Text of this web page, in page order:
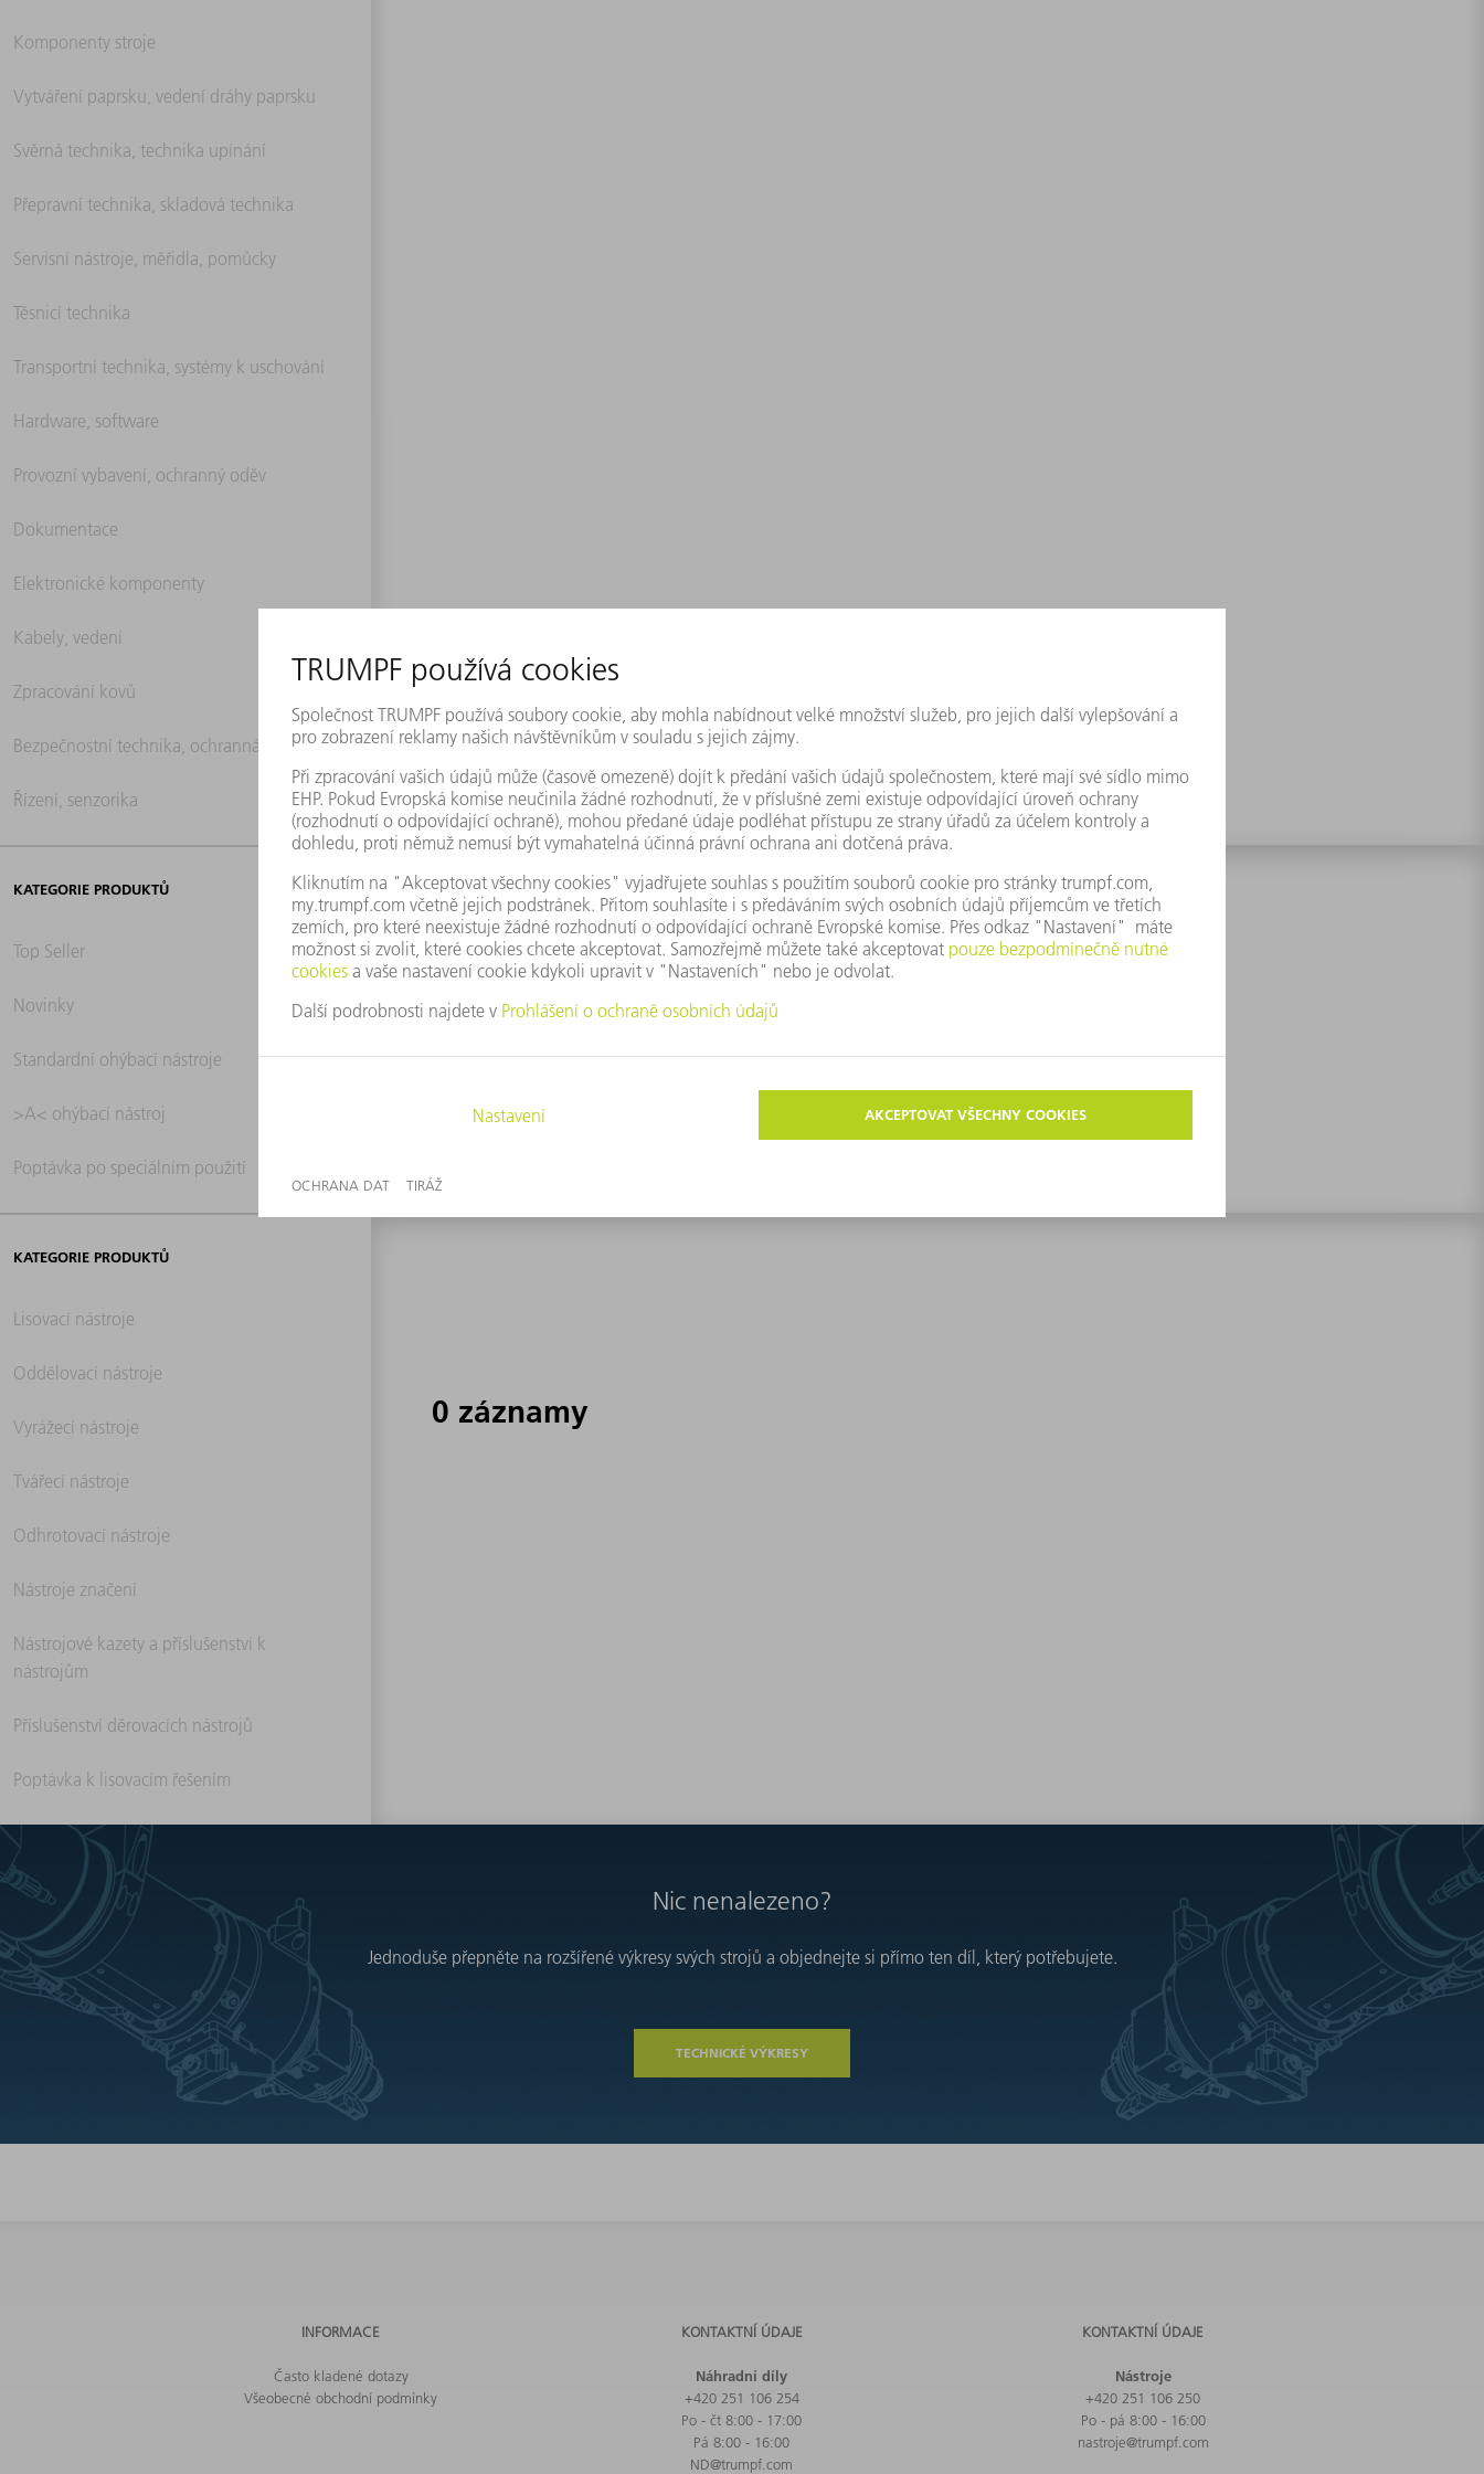
Komponenty stroje
Vytváření paprsku, vedení dráhy paprsku
Svěrná technika, technika upínání
Přepravní technika, skladová technika
Servisní nástroje, měřidla, pomůcky
Těsnicí technika
Transportní technika, systémy k uschování
Hardware, software
Provozní vybavení, ochranný oděv
Dokumentace
Elektronické komponenty
Kabely, vedení
Zpracování kovů
Bezpečnostní technika, ochranná technika
Řízení, senzorika
KATEGORIE PRODUKTŮ
Top Seller
Novinky
Standardní ohýbací nástroje
>A< ohýbací nástroj
Poptávka po speciálním použití
KATEGORIE PRODUKTŮ
Lisovací nástroje
Oddělovací nástroje
Vyrážecí nástroje
Tvářecí nástroje
Odhrotovací nástroje
Nástroje značení
Nástrojové kazety a příslušenství k
nástrojům
Příslušenství děrovacích nástrojů
Poptávka k lisovacím řešením
0 záznamy
Nic nenalezeno?
Jednoduše přepněte na rozšířené výkresy svých strojů a objednejte si přímo ten díl, který potřebujete.
TECHNICKÉ VÝKRESY
INFORMACE
Často kladené dotazy
Všeobecné obchodní podmínky
KONTAKTNÍ ÚDAJE
Náhradní díly
+420 251 106 254
Po - čt 8:00 - 17:00
Pá 8:00 - 16:00
ND@trumpf.com
KONTAKTNÍ ÚDAJE
Nástroje
+420 251 106 250
Po - pá 8:00 - 16:00
nastroje@trumpf.com